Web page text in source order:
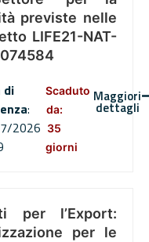
previste nelle
LIFE21-NAT-
di
:
2026
Scaduto
da:
35
giorni
Maggiori
dettagli
per l’Export:
per le